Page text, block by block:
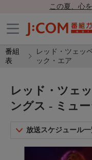
この夏、心
番組
表
レッド・ツェッ
ック・エア
レッド・ツェ
ングス - ミュ
放送スケジュール